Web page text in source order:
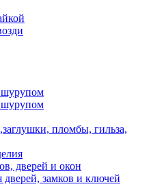
пломбы, гильза,
дверей и окон
замков и ключей